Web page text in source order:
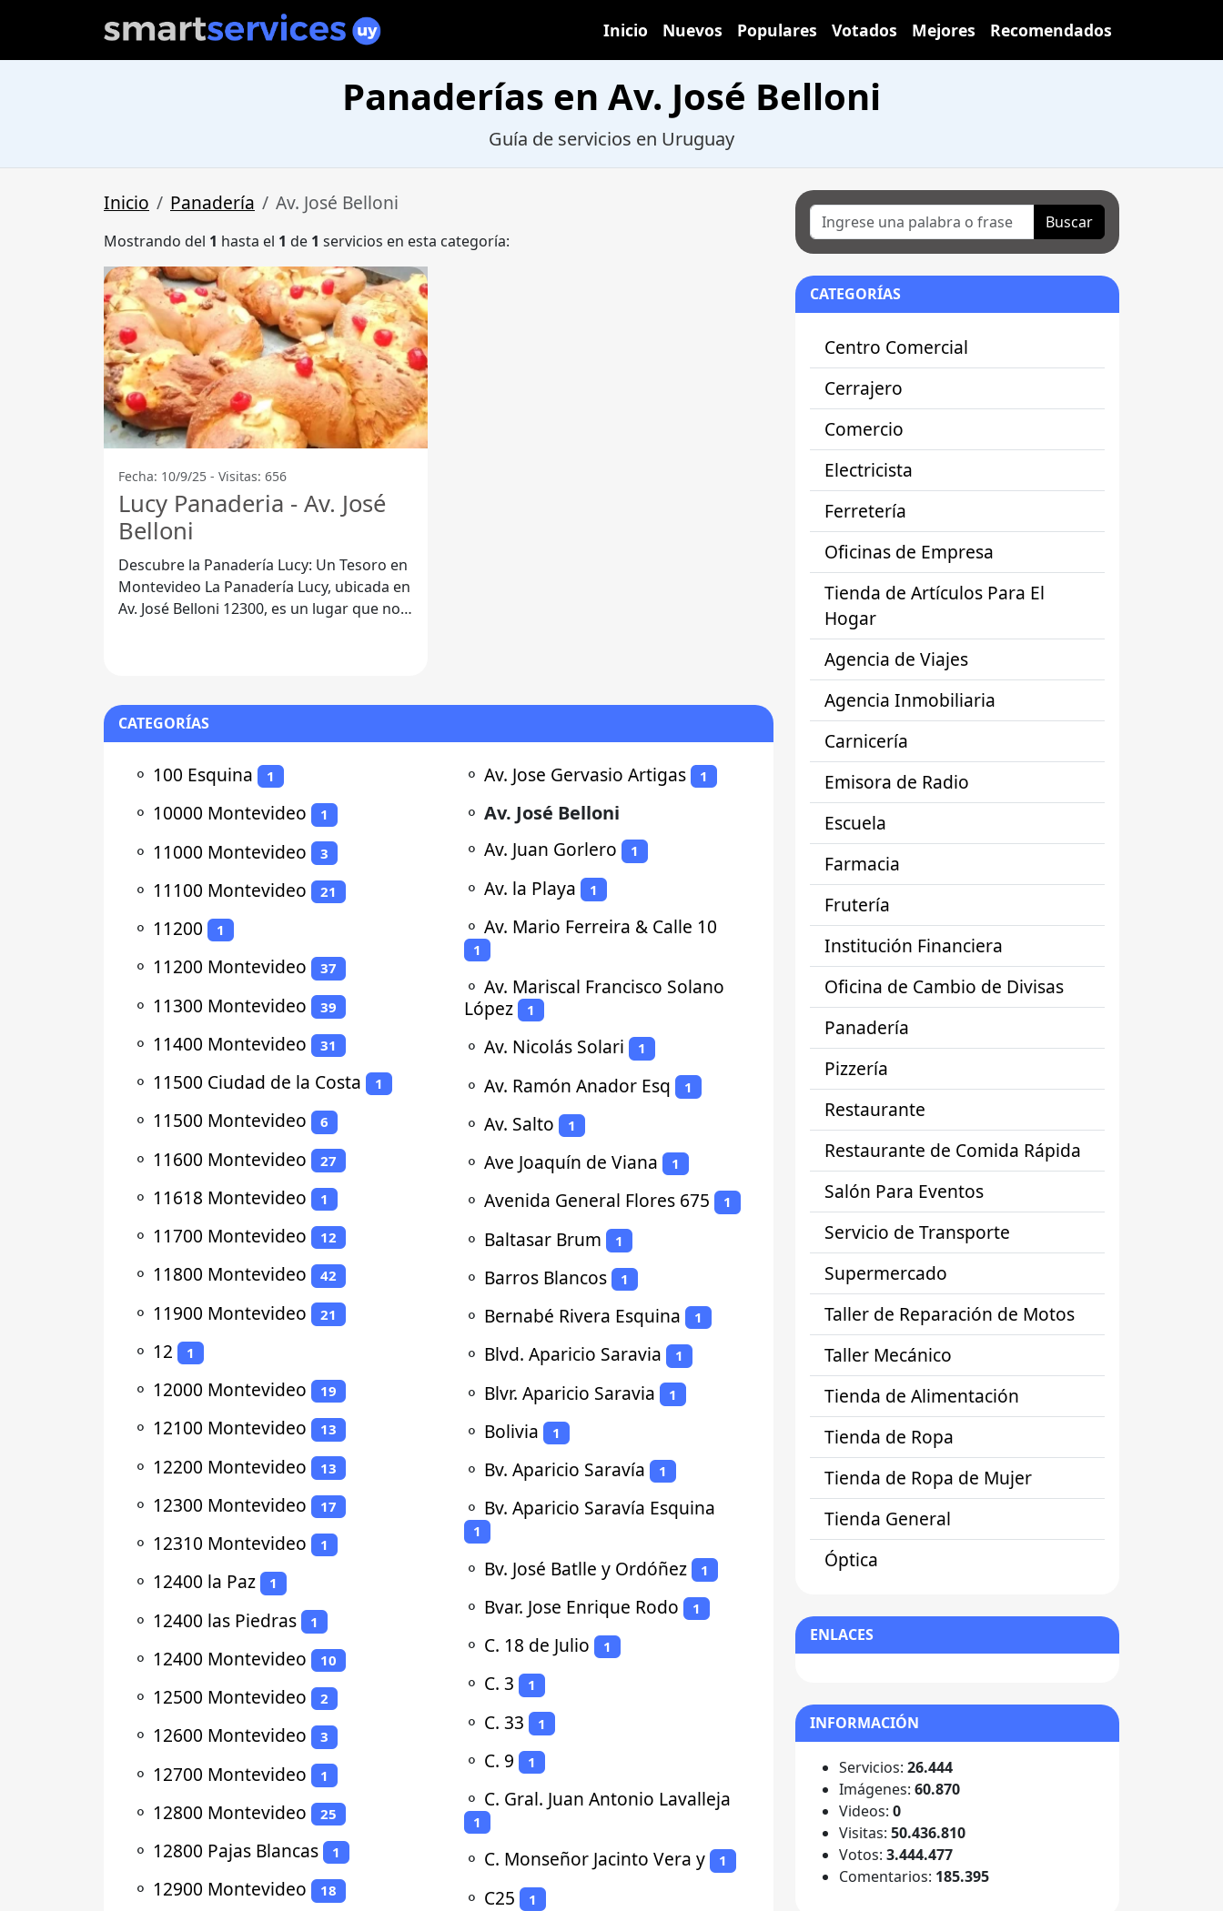
Inicio Nuevos Populares Votados Mejores Recomendados
Panaderías en Av. José Belloni
Guía de servicios en Uruguay
Inicio Panadería Av. José Belloni
Mostrando del 1 hasta el 1 de 1 servicios en esta categoría:
Fecha: 10/9/25 - Visitas: 656
Lucy Panaderia - Av. José
Belloni
Descubre la Panadería Lucy: Un Tesoro en
Montevideo La Panadería Lucy, ubicada en
Av. José Belloni 12300, es un lugar que no
CATEGORÍAS
⚬ 100 Esquina 1
⚬ 10000 Montevideo 1
⚬ 11000 Montevideo 3
⚬ 11100 Montevideo 21
⚬ 11200 1
⚬ 11200 Montevideo 37
⚬ 11300 Montevideo 39
⚬ 11400 Montevideo 31
⚬ 11500 Ciudad de la Costa 1
⚬ 11500 Montevideo 6
⚬ 11600 Montevideo 27
⚬ 11618 Montevideo 1
⚬ 11700 Montevideo 12
⚬ 11800 Montevideo 42
⚬ 11900 Montevideo 21
⚬ 12 1
⚬ 12000 Montevideo 19
⚬ 12100 Montevideo 13
⚬ 12200 Montevideo 13
⚬ 12300 Montevideo 17
⚬ 12310 Montevideo 1
⚬ 12400 la Paz 1
⚬ 12400 las Piedras 1
⚬ 12400 Montevideo 10
⚬ 12500 Montevideo 2
⚬ 12600 Montevideo 3
⚬ 12700 Montevideo 1
⚬ 12800 Montevideo 25
⚬ 12800 Pajas Blancas 1
⚬ 12900 Montevideo 18
⚬ Av. Jose Gervasio Artigas 1
⚬ Av. José Belloni
⚬ Av. Juan Gorlero 1
⚬ Av. la Playa 1
⚬ Av. Mario Ferreira & Calle 10
1
⚬ Av. Mariscal Francisco Solano
López
1
⚬ Av. Nicolás Solari 1
⚬ Av. Ramón Anador Esq 1
⚬ Av. Salto 1
⚬ Ave Joaquín de Viana 1
⚬ Avenida General Flores 675 1
⚬ Baltasar Brum 1
⚬ Barros Blancos 1
⚬ Bernabé Rivera Esquina 1
⚬ Blvd. Aparicio Saravia 1
⚬ Blvr. Aparicio Saravia 1
⚬ Bolivia 1
⚬ Bv. Aparicio Saravía 1
⚬ Bv. Aparicio Saravía Esquina
1
⚬ Bv. José Batlle y Ordóñez 1
⚬ Bvar. Jose Enrique Rodo 1
⚬ C. 18 de Julio 1
⚬ C. 3 1
⚬ C. 33 1
⚬ C. 9 1
⚬ C. Gral. Juan Antonio Lavalleja
1
⚬ C. Monseñor Jacinto Vera y 1
⚬ C25 1
Buscar
CATEGORÍAS
Centro Comercial
Cerrajero
Comercio
Electricista
Ferretería
Oficinas de Empresa
Tienda de Artículos Para El
Hogar
Agencia de Viajes
Agencia Inmobiliaria
Carnicería
Emisora de Radio
Escuela
Farmacia
Frutería
Institución Financiera
Oficina de Cambio de Divisas
Panadería
Pizzería
Restaurante
Restaurante de Comida Rápida
Salón Para Eventos
Servicio de Transporte
Supermercado
Taller de Reparación de Motos
Taller Mecánico
Tienda de Alimentación
Tienda de Ropa
Tienda de Ropa de Mujer
Tienda General
Óptica
ENLACES
INFORMACIÓN
Servicios: 26.444
Imágenes: 60.870
Videos: 0
Visitas: 50.436.810
Votos: 3.444.477
Comentarios: 185.395